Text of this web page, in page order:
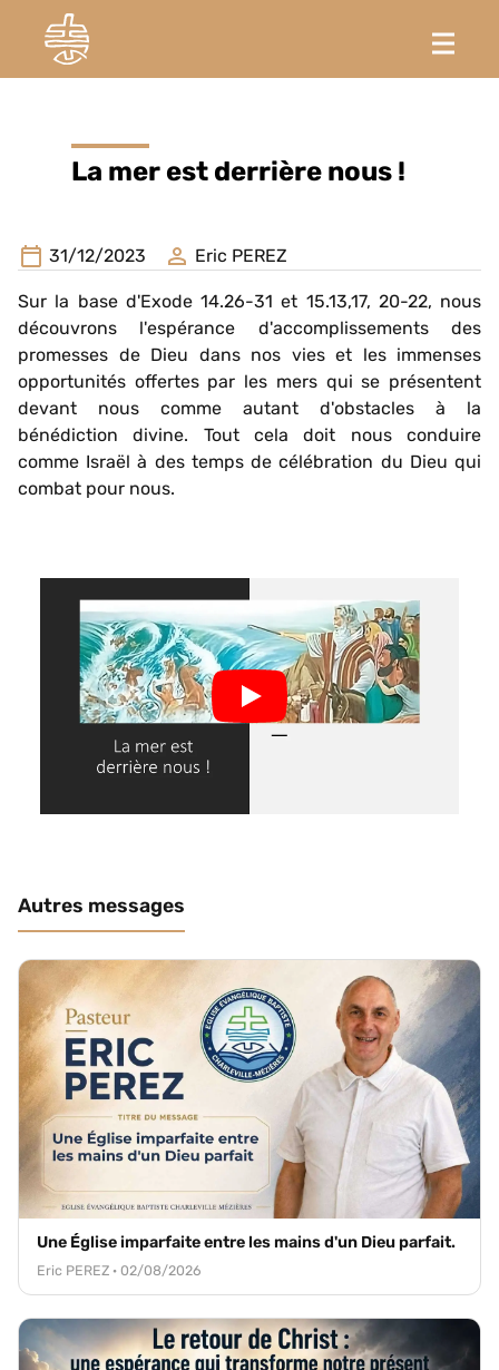
La mer est derrière nous !
31/12/2023 Eric PEREZ
Sur la base d'Exode 14.26-31 et 15.13,17, 20-22, nous
découvrons l'espérance d'accomplissements des
promesses de Dieu dans nos vies et les immenses
opportunités offertes par les mers qui se présentent
devant nous comme autant d'obstacles à la
bénédiction divine. Tout cela doit nous conduire
comme Israël à des temps de célébration du Dieu qui
combat pour nous.
Autres messages
Une Église imparfaite entre les mains d'un Dieu parfait.
Eric PEREZ · 02/08/2026